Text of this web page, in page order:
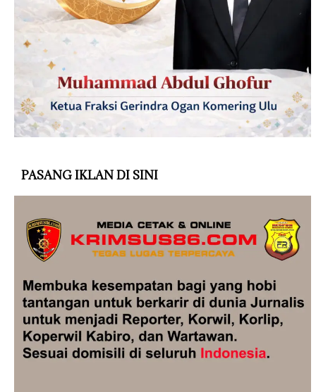
PASANG IKLAN DI SINI